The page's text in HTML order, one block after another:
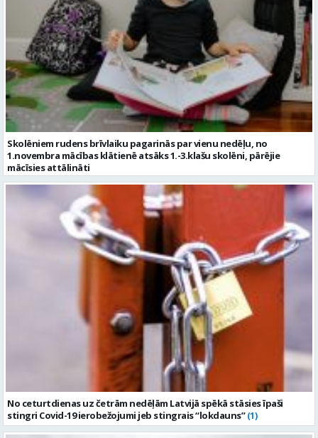
Skolēniem rudens brīvlaiku pagarinās par vienu nedēļu, no
1.novembra mācības klātienē atsāks 1.-3.klašu skolēni, pārējie
mācīsies attālināti
No ceturtdienas uz četrām nedēļām Latvijā spēkā stāsies īpaši
stingri Covid-19 ierobežojumi jeb stingrais “lokdauns” (1)